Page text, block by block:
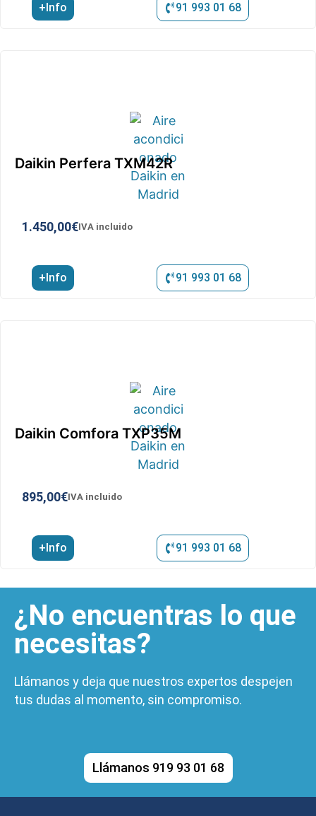
+Info 91 993 01 68
Daikin Perfera TXM42R
1.450,00€IVA incluido
+Info 91 993 01 68
Daikin Comfora TXP35M
895,00€IVA incluido
+Info 91 993 01 68
¿No encuentras lo que
necesitas?
Llámanos y deja que nuestros expertos despejen
tus dudas al momento, sin compromiso.
Llámanos 919 93 01 68